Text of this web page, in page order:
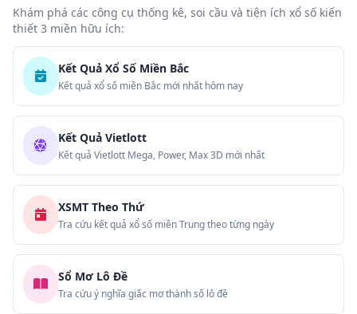
Khám phá các công cụ thống kê, soi cầu và tiện ích xổ số kiến
thiết 3 miền hữu ích:
Kết Quả Xổ Số Miền Bắc
Kết quả xổ số miền Bắc mới nhất hôm nay
Kết Quả Vietlott
Kết quả Vietlott Mega, Power, Max 3D mới nhất
XSMT Theo Thứ
Tra cứu kết quả xổ số miền Trung theo từng ngày
Sổ Mơ Lô Đề
Tra cứu ý nghĩa giấc mơ thành số lô đề